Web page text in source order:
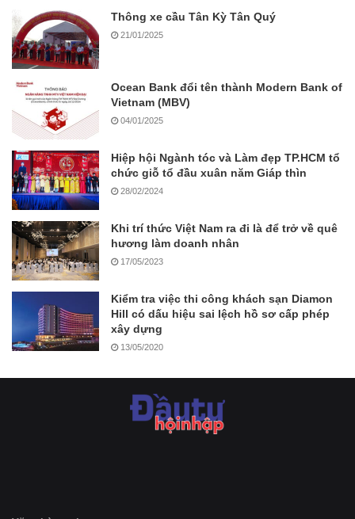
Thông xe cầu Tân Kỳ Tân Quý
21/01/2025
Ocean Bank đổi tên thành Modern Bank of
Vietnam (MBV)
04/01/2025
Hiệp hội Ngành tóc và Làm đẹp TP.HCM tổ
chức giỗ tổ đầu xuân năm Giáp thìn
28/02/2024
Khi trí thức Việt Nam ra đi là để trở về quê
hương làm doanh nhân
17/05/2023
Kiểm tra việc thi công khách sạn Diamon
Hill có dấu hiệu sai lệch hồ sơ cấp phép
xây dựng
13/05/2020